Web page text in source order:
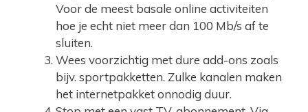
Voor de meest basale online activiteiten
hoe je echt niet meer dan 100 Mb/s af te
sluiten.
Wees voorzichtig met dure add-ons zoals
bijv. sportpakketten. Zulke kanalen maken
het internetpakket onnodig duur.